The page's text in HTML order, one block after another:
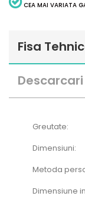
CEA MAI VARIATA
Fisa
Descarcari
Greutate:
Dimensiuni:
Metoda
Dimensiune